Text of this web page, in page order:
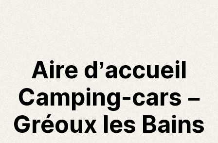
Aire d’accueil
Camping-cars –
Gréoux les Bains